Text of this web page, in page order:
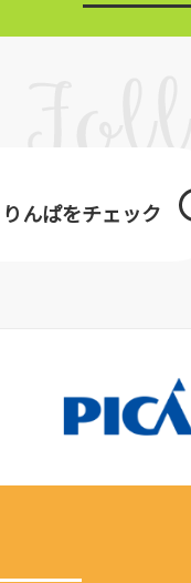
んぱをチェック